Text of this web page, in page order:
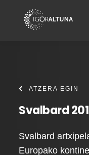
ATZERA EGIN
Svalbard
Svalbard
Europako